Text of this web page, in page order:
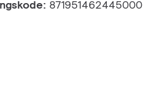
871951462445000